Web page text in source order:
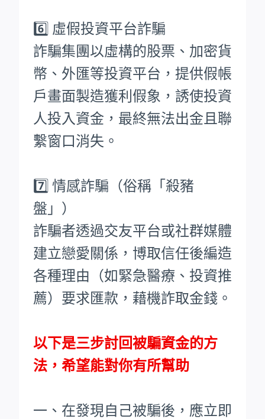
6️⃣ 虛假投資平台詐騙
詐騙集團以虛構的股票、加密貨
幣、外匯等投資平台，提供假帳
戶畫面製造獲利假象，誘使投資
人投入資金，最終無法出金且聯
繫窗口消失。
7️⃣ 情感詐騙（俗稱「殺豬
盤」）
詐騙者透過交友平台或社群媒體
建立戀愛關係，博取信任後編造
各種理由（如緊急醫療、投資推
薦）要求匯款，藉機詐取金錢。
以下是三步討回被騙資金的方
法，希望能對你有所幫助
一、在發現自己被騙後，應立即